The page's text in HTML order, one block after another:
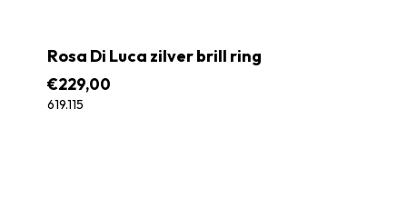
Rosa Di Luca zilver brill ring
€229,00
619.115